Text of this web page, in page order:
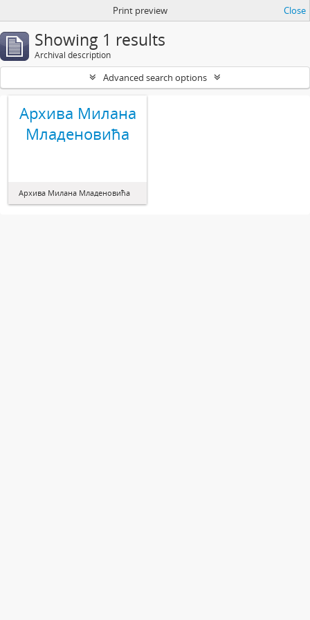
Print preview Close
Showing 1 results
Archival description
Advanced search options
Архива Милана
Младеновића
Архива Милана Младеновића